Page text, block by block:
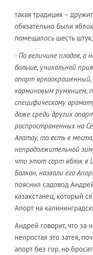
такая традиция –
обязательно были
помещалось шесть
- По величине плодов, а
больше, уникальной
апорт
карминовым румянцем,
специфическому
даже среди других
распространенных на
Алатау, то есть в
непродолжительной
что этот сорт яблок в
Балкан, назвали его
пояснил садовод
казахстанец, который
Апорт на
Андрей говорит, что за
непростая это затея,
апорт без гор, но